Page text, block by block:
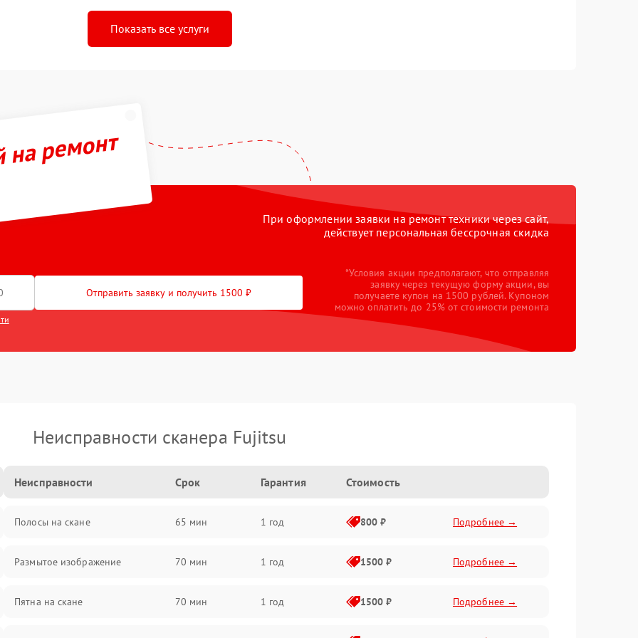
Показать все услуги
ремонт
При оформлении заявки на ремонт техники через сайт,
действует персональная бессрочная скидка
Отправить заявку и получить 1500 ₽
*Условия акции предполагают, что отправляя
заявку через текущую форму акции, вы
получаете купон на 1500 рублей. Купоном
можно оплатить до 25% от стоимости ремонта
Неисправности сканера Fujitsu
Неисправности Срок Гарантия Стоимость
Полосы на скане 65 мин 1 год 800 ₽ Подробнее →
Размытое изображение 70 мин 1 год 1500 ₽ Подробнее →
Пятна на скане 70 мин 1 год 1500 ₽ Подробнее →